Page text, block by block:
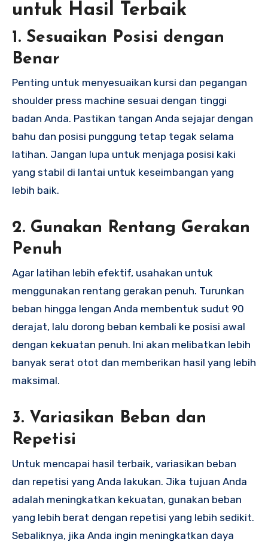
untuk Hasil Terbaik
1. Sesuaikan Posisi dengan
Benar
Penting untuk menyesuaikan kursi dan pegangan
shoulder press machine sesuai dengan tinggi
badan Anda. Pastikan tangan Anda sejajar dengan
bahu dan posisi punggung tetap tegak selama
latihan. Jangan lupa untuk menjaga posisi kaki
yang stabil di lantai untuk keseimbangan yang
lebih baik.
2. Gunakan Rentang Gerakan
Penuh
Agar latihan lebih efektif, usahakan untuk
menggunakan rentang gerakan penuh. Turunkan
beban hingga lengan Anda membentuk sudut 90
derajat, lalu dorong beban kembali ke posisi awal
dengan kekuatan penuh. Ini akan melibatkan lebih
banyak serat otot dan memberikan hasil yang lebih
maksimal.
3. Variasikan Beban dan
Repetisi
Untuk mencapai hasil terbaik, variasikan beban
dan repetisi yang Anda lakukan. Jika tujuan Anda
adalah meningkatkan kekuatan, gunakan beban
yang lebih berat dengan repetisi yang lebih sedikit.
Sebaliknya, jika Anda ingin meningkatkan daya